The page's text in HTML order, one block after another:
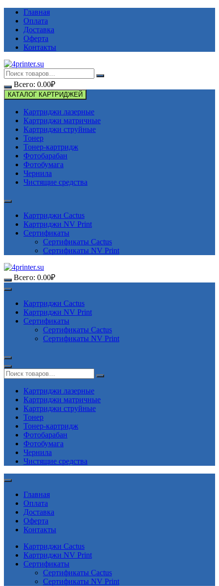
Перейти
содержимому
Главная
Оплата
Доставка
Оферта
Контакты
Всего: 0.00₽
КАТАЛОГ КАРТРИДЖЕЙ
Картриджи лазерные
Картриджи матричные
Картриджи струйные
Тонер
Тонер-картридж
Фотобарабан
Фотобумага
Чернила
Чистящие средства
Картриджи Cactus
Картриджи NV Print
Сертификаты
Сертификаты Cactus
Сертификаты NV Print
Всего: 0.00₽
Картриджи Cactus
Картриджи NV Print
Сертификаты
Сертификаты Cactus
Сертификаты NV Print
Картриджи лазерные
Картриджи матричные
Картриджи струйные
Тонер
Тонер-картридж
Фотобарабан
Фотобумага
Чернила
Чистящие средства
Главная
Оплата
Доставка
Оферта
Контакты
Картриджи Cactus
Картриджи NV Print
Сертификаты
Сертификаты Cactus
Сертификаты NV Print